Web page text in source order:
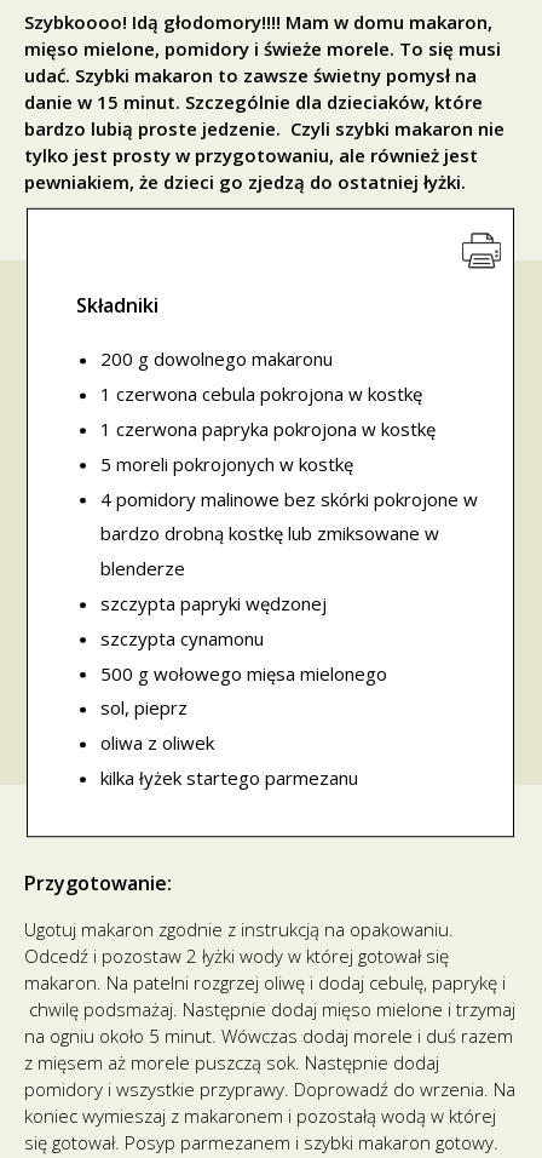
Szybkoooo! Idą głodomory!!!! Mam w domu makaron,
mięso mielone, pomidory i świeże morele. To się musi
udać. Szybki makaron to zawsze świetny pomysł na
danie w 15 minut. Szczególnie dla dzieciaków, które
bardzo lubią proste jedzenie. Czyli szybki makaron nie
tylko jest prosty w przygotowaniu, ale również jest
pewniakiem, że dzieci go zjedzą do ostatniej łyżki.
Składniki
200 g dowolnego makaronu
1 czerwona cebula pokrojona w kostkę
1 czerwona papryka pokrojona w kostkę
5 moreli pokrojonych w kostkę
4 pomidory malinowe bez skórki pokrojone w
bardzo drobną kostkę lub zmiksowane w
blenderze
szczypta papryki wędzonej
szczypta cynamonu
500 g wołowego mięsa mielonego
sol, pieprz
oliwa z oliwek
kilka łyżek startego parmezanu
Przygotowanie:
Ugotuj makaron zgodnie z instrukcją na opakowaniu.
Odcedź i pozostaw 2 łyżki wody w której gotował się
makaron. Na patelni rozgrzej oliwę i dodaj cebulę, paprykę i
chwilę podsmażaj. Następnie dodaj mięso mielone i trzymaj
na ogniu około 5 minut. Wówczas dodaj morele i duś razem
z mięsem aż morele puszczą sok. Następnie dodaj
pomidory i wszystkie przyprawy. Doprowadź do wrzenia. Na
koniec wymieszaj z makaronem i pozostałą wodą w której
się gotował. Posyp parmezanem i szybki makaron gotowy.